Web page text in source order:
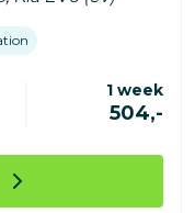
1 week
504,-